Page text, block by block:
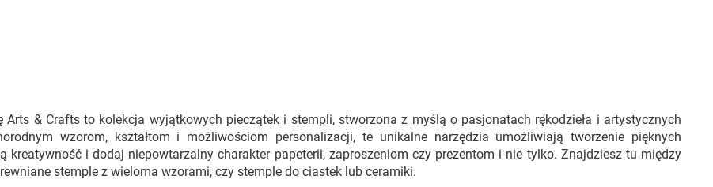
Arts & Crafts to kolekcja wyjątkowych pieczątek i stempli, stworzona z myślą o pasjonatach rękodzieła i artystycznych
wzorom, kształtom i możliwościom personalizacji, te unikalne narzędzia umożliwiają tworzenie pięknych
kreatywność i dodaj niepowtarzalny charakter papeterii, zaproszeniom czy prezentom i nie tylko. Znajdziesz tu między
stemple z wieloma wzorami, czy stemple do ciastek lub ceramiki.